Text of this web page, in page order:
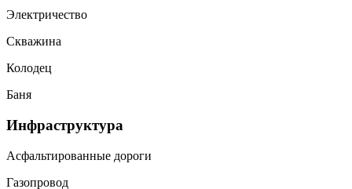
Электричество
Скважина
Колодец
Баня
Инфраструктура
Асфальтированные дороги
Газопровод